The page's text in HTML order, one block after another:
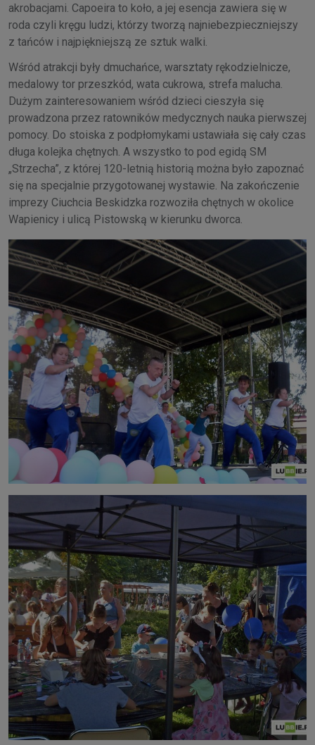
akrobacjami. Capoeira to koło, a jej esencja zawiera się w
roda czyli kręgu ludzi, którzy tworzą najniebezpieczniejszy
z tańców i najpiękniejszą ze sztuk walki.
Wśród atrakcji były dmuchańce, warsztaty rękodzielnicze,
medalowy tor przeszkód, wata cukrowa, strefa malucha.
Dużym zainteresowaniem wśród dzieci cieszyła się
prowadzona przez ratowników medycznych nauka pierwszej
pomocy. Do stoiska z podpłomykami ustawiała się cały czas
długa kolejka chętnych. A wszystko to pod egidą SM
„Strzecha”, z której 120-letnią historią można było zapoznać
się na specjalnie przygotowanej wystawie. Na zakończenie
imprezy Ciuchcia Beskidzka rozwoziła chętnych w okolice
Wapienicy i ulicą Pistowską w kierunku dworca.